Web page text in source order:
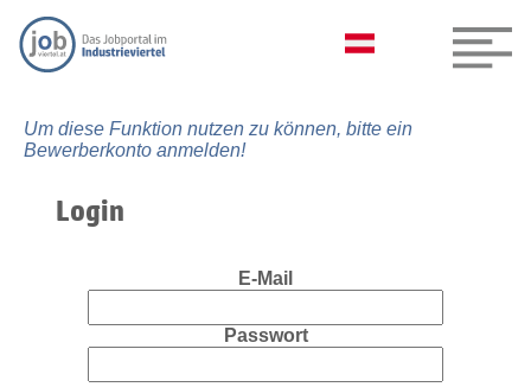
Um diese Funktion nutzen zu können, bitte ein
Bewerberkonto anmelden!
Login
E-Mail
Passwort